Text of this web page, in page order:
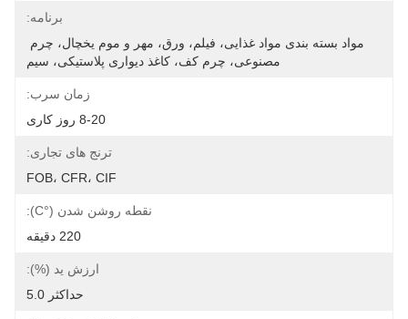
برنامه:
مصنوعی، چرم کف، کاغذ دیواری پلاستیکی، سیم
زمان سرب:
8-20 روز کاری
ترنج های تجاری:
FOB، CFR، CIF
نقطه روشن شدن (°C):
220 دقیقه
ارزش ید (%):
حداکثر 5.0